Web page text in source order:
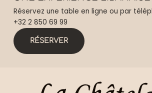
Réservez une table en ligne ou par
+32 2 850 69 99
RÉSERVER